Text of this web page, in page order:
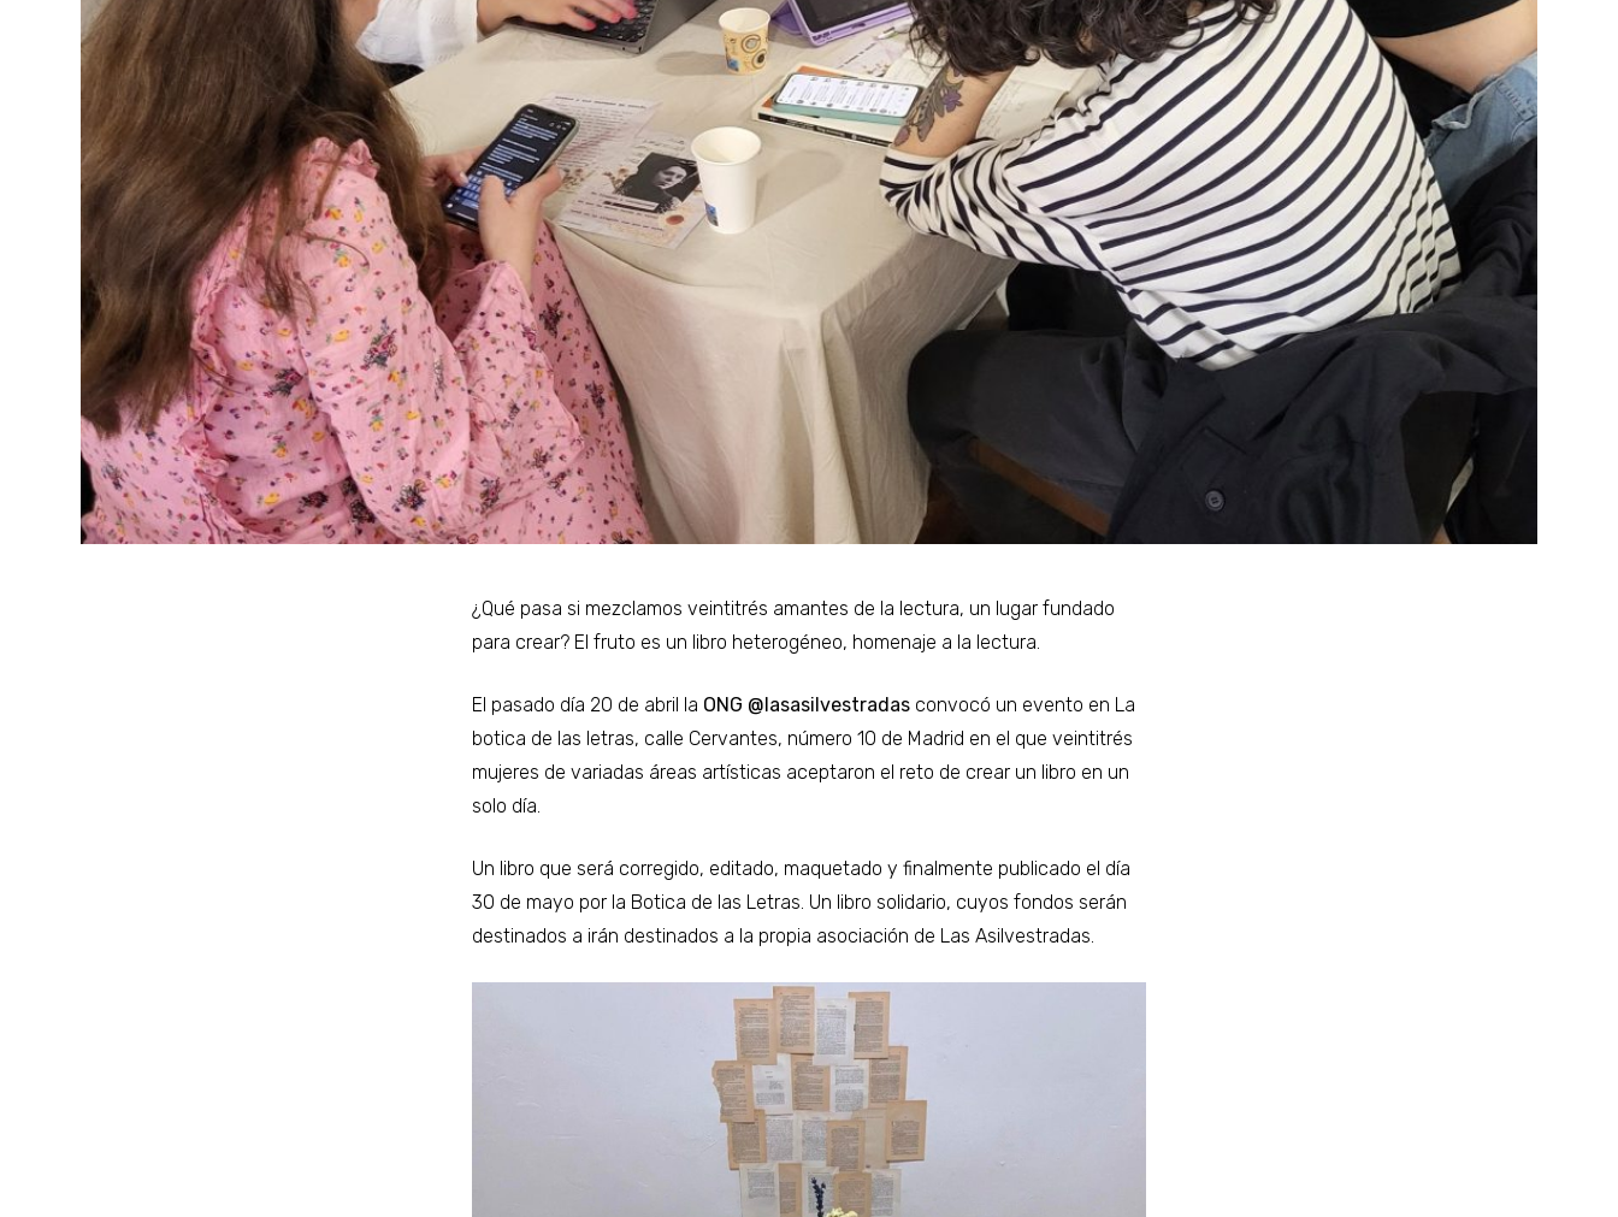
¿Qué pasa si mezclamos veintitrés amantes de la lectura, un lugar fundado
para crear? El fruto es un libro heterogéneo, homenaje a la lectura.
El pasado día 20 de abril la ONG @lasasilvestradas convocó un evento en La
botica de las letras, calle Cervantes, número 10 de Madrid en el que veintitrés
mujeres de variadas áreas artísticas aceptaron el reto de crear un libro en un
solo día.
Un libro que será corregido, editado, maquetado y finalmente publicado el día
30 de mayo por la Botica de las Letras. Un libro solidario, cuyos fondos serán
destinados a irán destinados a la propia asociación de Las Asilvestradas.